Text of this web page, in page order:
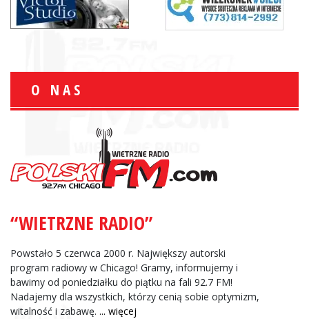
O NAS
“WIETRZNE RADIO”
Powstało 5 czerwca 2000 r. Największy autorski
program radiowy w Chicago! Gramy, informujemy i
bawimy od poniedziałku do piątku na fali 92.7 FM!
Nadajemy dla wszystkich, którzy cenią sobie optymizm,
witalność i zabawę. ... więcej